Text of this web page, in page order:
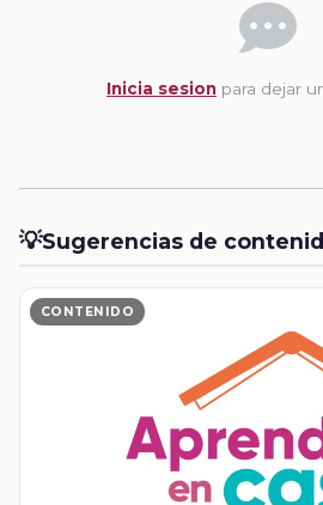
Inicia sesion para dejar
💡Sugerencias de
CONTENIDO